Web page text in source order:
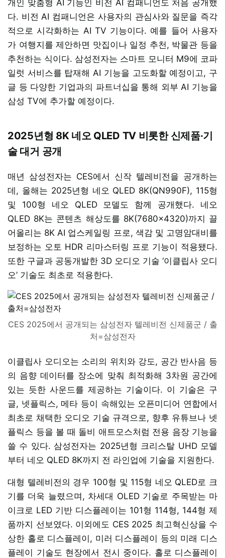
개인 맞춤형 AI 기능인 비전 AI 컴패니언도 처음 공개했
다. 비전 AI 컴패니언은 사용자의 관심사와 질문을 즉각
적으로 시각화하는 AI TV 기능이다. 예를 들어 사용자
가 여행지를 제안하면 맛집이나 일정 추천, 박물관 등을
추천하는 식이다. 삼성전자는 스마트 모니터 M9에 코파
일럿 서비스를 탑재해 AI 기능을 고도화할 예정이고, 구
글 등 다양한 기업과의 파트너십을 통해 외부 AI 기능을
삼성 TV에 추가할 예정이다.
2025년형 8K 네오 QLED TV 비롯한 신제품·기
술 대거 공개
매년 삼성전자는 CES에서 신작 텔레비전을 공개하는
데, 올해는 2025년형 네오 QLED 8K(QN990F), 115형
및 100형 네오 QLED 모델도 함께 공개했다. 네오
QLED 8K는 콘텐츠 해상도를 8K(7680x4320)까지 끌
어올리는 8K AI 업스케일링 프로, 색감 및 고명암대비를
보정하는 오토 HDR 리마스터링 프로 기능이 적용됐다.
또한 구글과 공동개발한 3D 오디오 기술 ‘이클립사 오디
오’ 기술도 최초로 적용한다.
CES 2025에서 공개되는 삼성전자 텔레비전 신제품군 / 출
처=삼성전자
이클립사 오디오는 소리의 위치와 강도, 공간 반사음 등
의 음향 데이터를 장소에 맞춰 최적화해 3차원 공간에
있는 듯한 사운드를 제공하는 기술이다. 이 기술은 구
글, 넷플릭스, 메타 등이 속해있는 오픈미디어 연합에서
최초로 채택한 오디오 기술 규격으로, 향후 유튜브나 넷
플릭스 등을 볼 때 돌비 애트모스처럼 전용 음장 기능을
쓸 수 있다. 삼성전자는 2025년형 크리스탈 UHD 모델
부터 네오 QLED 8K까지 전 라인업에 기술을 지원한다.
대형 텔레비전의 경우 100형 및 115형 네오 QLED로 크
기를 더욱 늘렸으며, 차세대 OLED 기술로 주목받는 마
이크로 LED 기반 디스플레이는 101형 114형, 144형 제
품까지 선보였다. 이외에도 CES 2025 최고혁신상을 수
상한 홀로 디스플레이, 미러 디스플레이 등의 미래 디스
플레이 기술도 현장에서 전시 중이다. 홀로 디스플레이